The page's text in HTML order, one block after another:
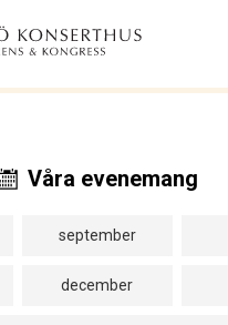
Våra evenemang
september
december